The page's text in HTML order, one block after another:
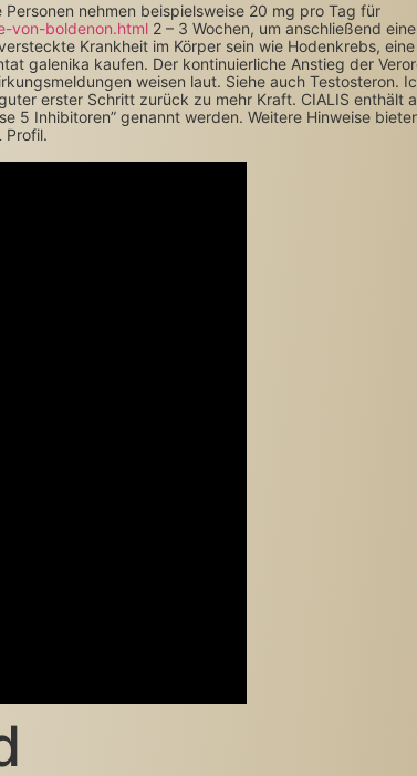
nehmen beispielsweise 20 mg pro Tag für
von-boldenon.html 2 – 3 Wochen, um anschließend
Krankheit im Körper sein wie Hodenkrebs,
galenika kaufen. Der kontinuierliche Anstieg der
weisen laut. Siehe auch Testosteron.
erster Schritt zurück zu mehr Kraft. CIALIS enthält
5 Inhibitoren” genannt werden. Weitere Hinweise
Profil.